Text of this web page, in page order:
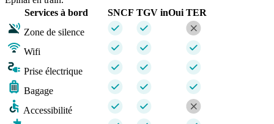
Services à bord
SNCF TGV inOui TER
Zone de silence
Wifi
Prise électrique
Bagage
Accessibilité